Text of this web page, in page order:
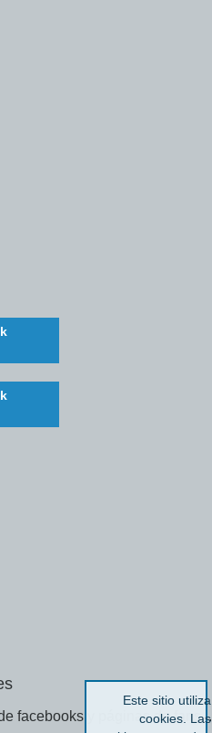
facebooks y páginas de fans...
Este sitio utiliza
cookies. Las